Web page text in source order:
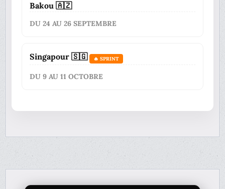
Bakou 🇦🇿
DU 24 AU 26 SEPTEMBRE
Singapour 🇸🇬 🔥 SPRINT
DU 9 AU 11 OCTOBRE